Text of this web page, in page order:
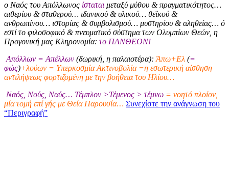
ο Ναός του Απόλλωνος ίσταται μεταξύ μύθου & πραγματικότητος…
αιθερίου & σταθερού… ιδανικού & υλικού… θεϊκού &
ανθρωπίνου… ιστορίας & συμβολισμού… μυστηρίου & αληθείας… ό
εστί το φιλοσοφικό & πνευματικό σύστημα των Ολυμπίων Θεών, η
Προγονική μας Κληρονομία: το ΠΑΝΘΕΟΝ!
Απόλλων = Απέλλων (δωρική, η παλαιοτέρα): Άπω+Ελ (=
φώς)+λούων = Υπερκοσμία Ακτινοβολία =η εσωτερική αίσθηση
αντιλήψεως φορτιζομένη με την βοήθεια του Ηλίου…
Ναός, Νούς, Ναύς… Τέμπλον >Τέμενος > τέμνω = νοητό πλοίον,
μία τομή επί γής με Θεία Παρουσία… Συνεχίστε την ανάγνωση του
“Περιγραφή”